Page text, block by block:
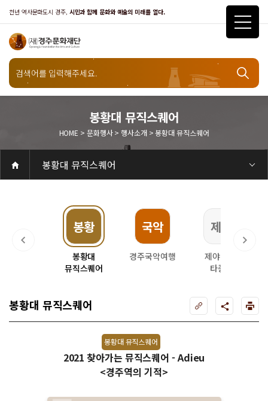
천년 역사문화도시 경주, 시민과 함께 문화와 예술의 미래를 열다.
봉황대 뮤직스퀘어
HOME > 문화행사 > 행사소개 > 봉황대 뮤직스퀘어
행사소개
봉황대 뮤직스퀘어
공연
공연일정
객석안내
화랑홀
화랑홀 2층
화랑홀 3층
원화홀
티켓안내
티켓안내
티켓예매
티켓수령
할인규정
취소·환불규정
문화나눔티켓
공연예절·서비스
공연장 관람예절
공연장 편의서비스
전시
전시일정
현재전시
예정전시
지난전시
전시연계교육신청
알천미술관소장품
전시예절·서비스
미술관 관람예절
미술관 편의서비스
아카데미
교육일정
문화행사
행사일정
행사소개
경주 대릉원돌담길 축제
국제경주역사문화포럼
금속공예관
경주 e스포츠 페스티벌
돗자리피크닉
국제경주역사문화포럼
교촌문화공연 신라오기
신라문화제
국제뮤직페스티벌
경주문화관1918
교촌버스킹
지역예술인 지원사업
봉황대 뮤직스퀘어
경주국악여행
제야의 종 타종식
한수원아트페스티벌
한복문화주간
동아시아 문화도시
MyK FESTA in 경주
경주시 관광기념품 공모전
뉴스
갤러리
대관
대관공고·절차
경주예술의전당
경주문화관1918
대관운영조례
운영조례
경주예술의전당
운영규칙
공연장 및 부대시설
알천미술관
경주문화관1918
사용료
경주예술의전당
경주문화관1918
대관신청
경주예술의전당
경주문화관1918
시설소개
경주예술의전당
시설소개
공연장
화랑홀
원화홀
알천미술관
기타시설
경주문화관1918
시립예술단
시립극단
시립극단 소개
단원현황
시립합창단
시립합창단 소개
단원현황
시립신라고취대
시립신라고취대 소개
단원현황
연간일정
열린마당
공지사항
공지사항
입찰정보
채용정보
자료실
홍보·보도자료
서식·매뉴얼
웹진
Q&A
FAQ
가입 및 정보
공연
전시
아카데미
대관
기타
질문과답변
우수고객
회원안내 · 혜택
우수고객
경주문화재단
인사말
재단소개
비전전략
사업안내
연혁
재단CI
조직도
ESG 윤리·경영
ESG경영 선언문
인권경영선언문
임직원행동강령
문화서비스윤리헌장
통합신고센터
경영공시
경영목표 예산서 운영계획
결산서
임원 및 운영인력 현황 인건비 예산 집행현황
경영실적
외부기관 감사
기타공시
계약현황
기부금현황
업무추진비 복리후생비 내역
오시는길
경주예술의전당
경주문화관1918
신라금속공예관
봉황
봉황대
뮤직스퀘어
국악
경주국악여행
제야
제야의 종
타종식
봉황대 뮤직스퀘어
봉황대 뮤직스퀘어
2021 찾아가는 뮤직스퀘어 - Adieu
<경주역의 기적>